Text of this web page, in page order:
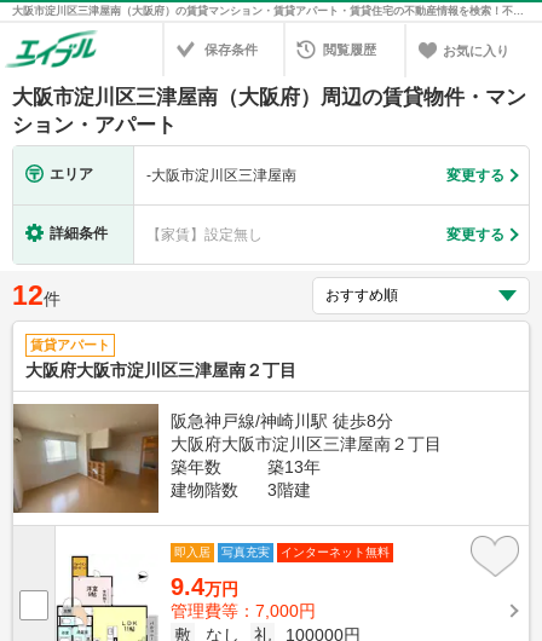
大阪市淀川区三津屋南（大阪府）の賃貸マンション・賃貸アパート・賃貸住宅の不動産情報を検索！不動産賃貸の物件探しは、お部屋探しのエイブル
保存条件 閲覧履歴 お気に入り
大阪市淀川区三津屋南（大阪府）周辺の賃貸物件・マン
ション・アパート
エリア -大阪市淀川区三津屋南 変更する
詳細条件 【家賃】設定無し 変更する
12件
賃貸アパート
大阪府大阪市淀川区三津屋南２丁目
阪急神戸線/神崎川駅 徒歩8分
大阪府大阪市淀川区三津屋南２丁目
築年数
築13年
建物階数
3階建
即入居 写真充実 インターネット無料
9.4万円
管理費等：7,000円
敷
なし 礼
100000円